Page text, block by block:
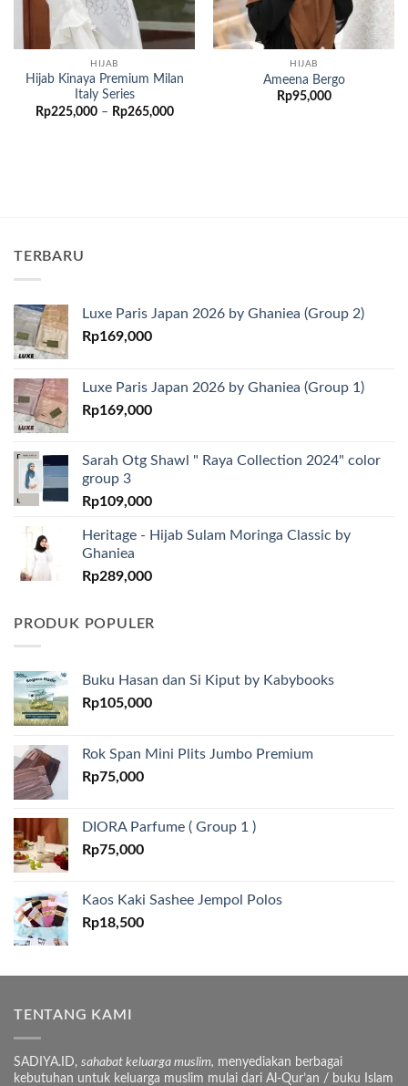
HIJAB
Hijab Kinaya Premium Milan
Italy Series
Rp225,000 – Rp265,000Rentang
HIJAB
Ameena Bergo
Rp95,000
TERBARU
Luxe Paris Japan 2026 by Ghaniea (Group 2)
Rp169,000
Luxe Paris Japan 2026 by Ghaniea (Group 1)
Rp169,000
Sarah Otg Shawl " Raya Collection 2024" color
group 3
Rp109,000
Heritage - Hijab Sulam Moringa Classic by
Ghaniea
Rp289,000
PRODUK POPULER
Buku Hasan dan Si Kiput by Kabybooks
Rp105,000
Rok Span Mini Plits Jumbo Premium
Rp75,000
DIORA Parfume ( Group 1 )
Rp75,000
Kaos Kaki Sashee Jempol Polos
Rp18,500
TENTANG KAMI
SADIYA.ID, sahabat keluarga muslim, menyediakan berbagai
kebutuhan untuk keluarga muslim mulai dari Al-Qur’an / buku Islam